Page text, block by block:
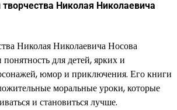
творчества Николая Николаевича
Николая Николаевича Носова
для детей, ярких и
юмор и приключения. Его книги
моральные уроки, которые
и становиться лучше.